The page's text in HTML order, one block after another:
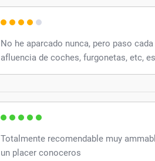
No he aparcado nunca, pero paso
afluencia de coches, furgonetas, etc,
Totalmente recomendable muy
un placer conoceros